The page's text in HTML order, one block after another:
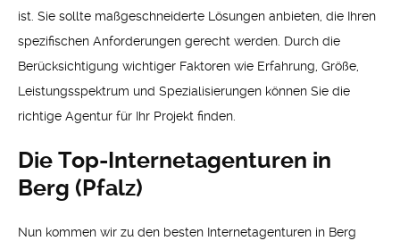
ist. Sie sollte maßgeschneiderte Lösungen anbieten, die Ihren
spezifischen Anforderungen gerecht werden. Durch die
Berücksichtigung wichtiger Faktoren wie Erfahrung, Größe,
Leistungsspektrum und Spezialisierungen können Sie die
richtige Agentur für Ihr Projekt finden.
Die Top-Internetagenturen in
Berg (Pfalz)
Nun kommen wir zu den besten Internetagenturen in Berg